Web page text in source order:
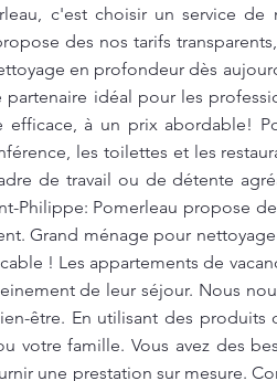
c'est choisir un service
des nos tarifs
en profondeur dès
idéal pour les
efficace, à un prix abordable!
les toilettes et les
de travail ou de détente
Philippe: Pomerleau propose
Grand ménage pour
! Les appartements de
de leur séjour. Nous
être. En utilisant des
votre famille. Vous avez des
une prestation sur mesure.